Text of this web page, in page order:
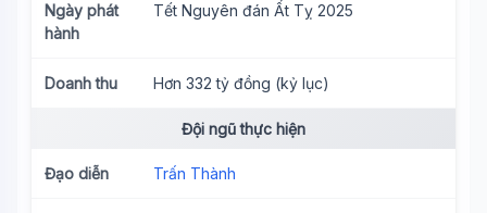
Ngày phát
hành
Tết Nguyên đán Ất Tỵ 2025
Doanh thu Hơn 332 tỷ đồng (kỷ lục)
Đội ngũ thực hiện
Đạo diễn Trấn Thành